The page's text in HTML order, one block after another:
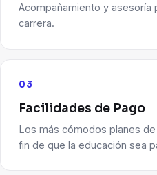
Acompañamiento y asesoría
carrera.
03
Facilidades de Pago
Los más cómodos planes
fin de que la educación sea